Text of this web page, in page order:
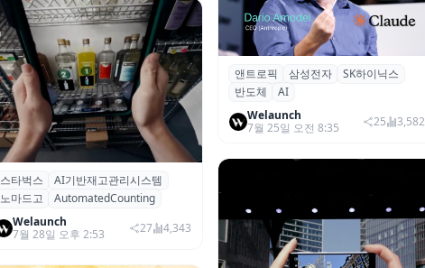
스타벅스, AI 재고 시스템 전격 폐
기… 시애틀 스타트업 ‘청천벽력’
스타벅스
AI기반재고관리시스템
노마드고
AutomatedCounting
Welaunch
7월 28일 오후 2:53
27 4,343
삼성·SK, 美 앤트로픽과 반도체 공
급 계약 체결…‘K-메모리’ AI 동맹
구축
앤트로픽 삼성전자
SK하이닉스
반도체
AI
Welaunch
7월 25일 오전 8:35
25 3,582